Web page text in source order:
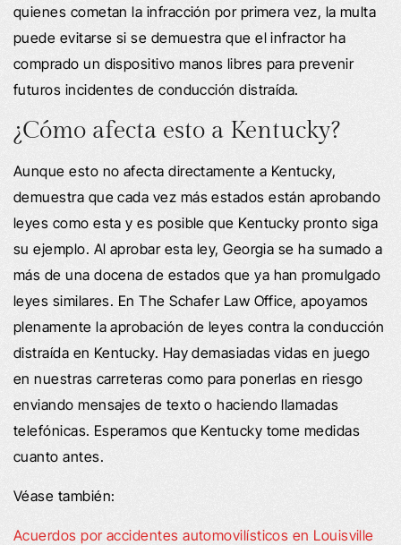
quienes cometan la infracción por primera vez, la multa
puede evitarse si se demuestra que el infractor ha
comprado un dispositivo manos libres para prevenir
futuros incidentes de conducción distraída.
¿Cómo afecta esto a Kentucky?
Aunque esto no afecta directamente a Kentucky,
demuestra que cada vez más estados están aprobando
leyes como esta y es posible que Kentucky pronto siga
su ejemplo. Al aprobar esta ley, Georgia se ha sumado a
más de una docena de estados que ya han promulgado
leyes similares. En The Schafer Law Office, apoyamos
plenamente la aprobación de leyes contra la conducción
distraída en Kentucky. Hay demasiadas vidas en juego
en nuestras carreteras como para ponerlas en riesgo
enviando mensajes de texto o haciendo llamadas
telefónicas. Esperamos que Kentucky tome medidas
cuanto antes.
Véase también:
Acuerdos por accidentes automovilísticos en Louisville